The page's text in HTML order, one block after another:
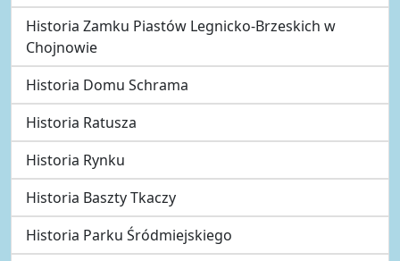
Historia Zamku Piastów Legnicko-Brzeskich w
Chojnowie
Historia Domu Schrama
Historia Ratusza
Historia Rynku
Historia Baszty Tkaczy
Historia Parku Śródmiejskiego